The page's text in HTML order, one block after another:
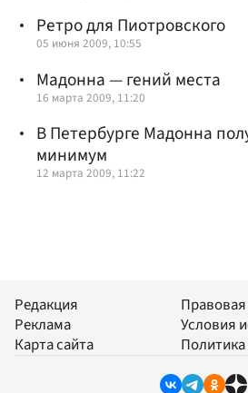
Ретро для Пиотровского
05 июня 2009, 10:55
Мадонна — гений места
16 марта 2009, 11:20
В Петербурге Мадонна
минимум
12 марта 2009, 11:22
Редакция
Реклама
Карта сайта
Условия